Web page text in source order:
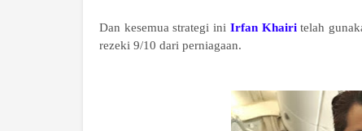
Dan kesemua strategi ini Irfan Khairitelah
rezeki 9/10 dari perniagaan.